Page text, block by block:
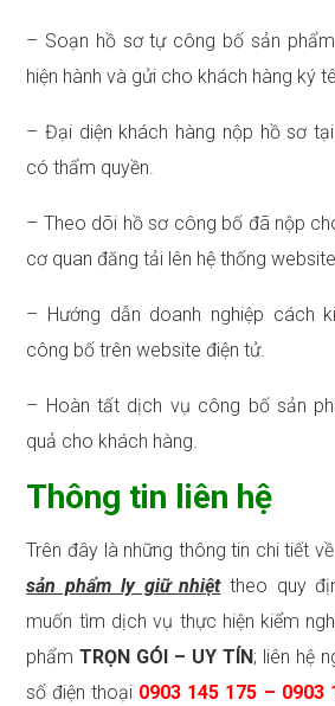
– Soạn hồ sơ tự công bố sản
hiện hành và gửi cho khách hàng ký
– Đại diện khách hàng nộp hồ sơ
có thẩm quyền.
– Theo dõi hồ sơ công bố đã nộp
cơ quan đăng tải lên hệ thống
– Hướng dẫn doanh nghiệp cách
công bố trên website điện tử.
– Hoàn tất dịch vụ công bố sản
quả cho khách hàng.
Thông tin liên hệ
Trên đây là những thông tin chi tiết
sản phẩm ly giữ nhiệttheo quy
muốn tìm dịch vụ thực hiện kiểm
phẩmTRỌN GÓI – UY TÍN ; liên hệ
số điện thoại 0903 145 175 – 0903